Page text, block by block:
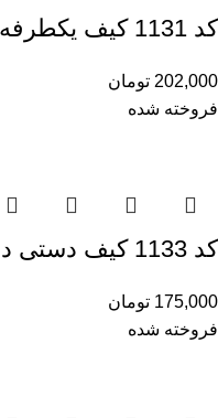
کد 1131 کیف یکطرفه زنانه طرح شنل
202,000 تومان
فروخته شده
کد 1133 کیف دستی دوشی زنانه شنل جلو بافت
175,000 تومان
فروخته شده